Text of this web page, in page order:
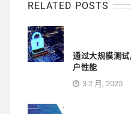
RELATED POSTS
通过大规模测
户性能
3 2 月, 2025